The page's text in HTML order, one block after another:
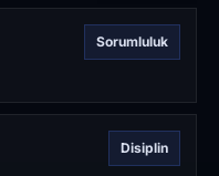
Sorumluluk
Disiplin